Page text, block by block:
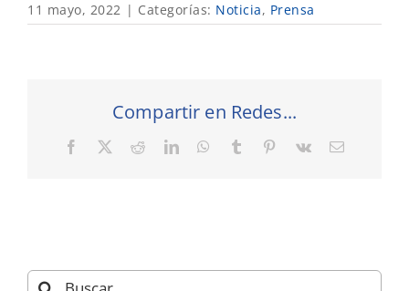
11 mayo, 2022 | Categorías: Noticia, Prensa
Compartir en Redes...
Facebook RedditLinkedInWhatsApp
Tumblr Pinterest
Vk
Correo
Buscar: